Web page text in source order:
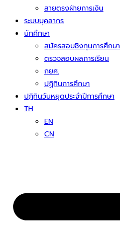
สายตรงฝ่ายการเงิน
ระบบบุคลากร
นักศึกษา
สมัครสอบชิงทุนการศึกษา
ตรวจสอบผลการเรียน
กยศ.
ปฏิทินการศึกษา
ปฏิทินวันหยุดประจำปีการศึกษา
TH
EN
CN